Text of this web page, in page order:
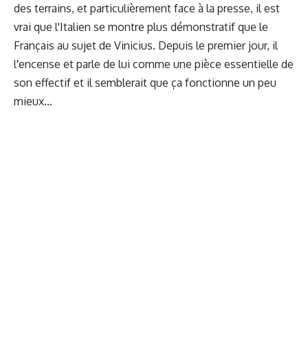
des terrains, et particulièrement face à la presse, il est
vrai que l'Italien se montre plus démonstratif que le
Français au sujet de Vinicius. Depuis le premier jour, il
l'encense et parle de lui comme une pièce essentielle de
son effectif et il semblerait que ça fonctionne un peu
mieux...